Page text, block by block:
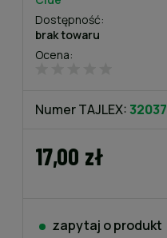
Ocena:
Dostępność:
brak towaru
Numer TAJLEX:32037
17,00 zł
zapytaj o produkt